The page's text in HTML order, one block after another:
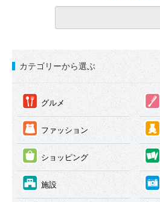
カテゴリーから選ぶ
① グルメ ②
③ ファッション ④
⑤ ショッピング ⑥
⑦ 施設 ⑧